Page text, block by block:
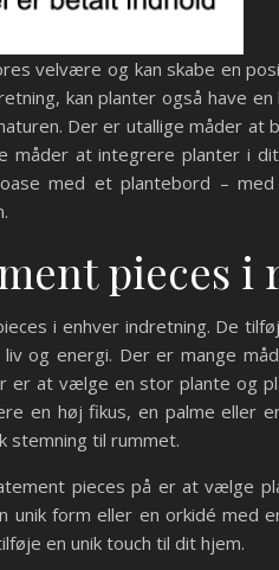
velvære og kan skabe en
kan planter også have
Der er utallige måder at
måder at integrere planter i
med et plantebord –
pieces i
i enhver indretning. De
og energi. Der er mange
er at vælge en stor plante og
en høj fikus, en palme eller
stemning til rummet.
pieces på er at vælge
form eller en orkidé med
en unik touch til dit hjem.